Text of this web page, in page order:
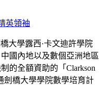
大學露西·卡文迪許學院
國內地以及數個亞洲地區
的全額資助的「Clarkson
劍橋大學學院數學培育計